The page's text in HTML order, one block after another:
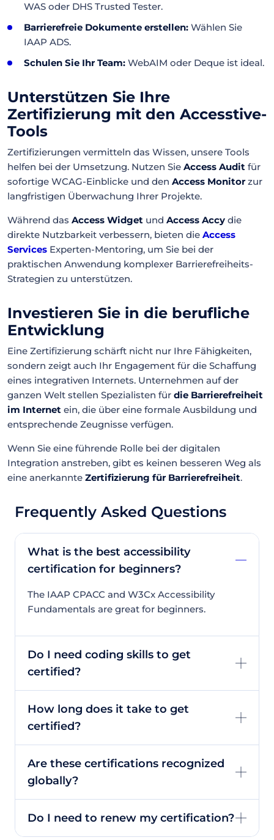
WAS oder DHS Trusted Tester.
Barrierefreie Dokumente erstellen: Wählen Sie
IAAP ADS.
Schulen Sie Ihr Team: WebAIM oder Deque ist ideal.
Unterstützen Sie Ihre
Zertifizierung mit den Accesstive-
Tools
Zertifizierungen vermitteln das Wissen, unsere Tools
helfen bei der Umsetzung. Nutzen Sie Access Audit für
sofortige WCAG-Einblicke und den Access Monitorzur
langfristigen Überwachung Ihrer Projekte.
Während das Access Widget und Access Accy die
direkte Nutzbarkeit verbessern, bieten die Access
Services Experten-Mentoring, um Sie bei der
praktischen Anwendung komplexer Barrierefreiheits-
Strategien zu unterstützen.
Investieren Sie in die berufliche
Entwicklung
Eine Zertifizierung schärft nicht nur Ihre Fähigkeiten,
sondern zeigt auch Ihr Engagement für die Schaffung
eines integrativen Internets. Unternehmen auf der
ganzen Welt stellen Spezialisten für die Barrierefreiheit
im Internet ein, die über eine formale Ausbildung und
entsprechende Zeugnisse verfügen.
Wenn Sie eine führende Rolle bei der digitalen
Integration anstreben, gibt es keinen besseren Weg als
eine anerkannte Zertifizierung für Barrierefreiheit.
Frequently Asked Questions
What is the best accessibility
certification for beginners?
The IAAP CPACC and W3Cx Accessibility
Fundamentals are great for beginners.
Do I need coding skills to get
certified?
How long does it take to get
certified?
Are these certifications recognized
globally?
Do I need to renew my certification?